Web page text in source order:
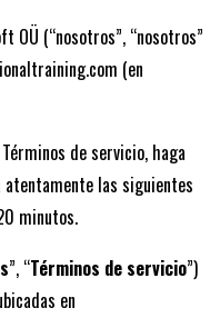
OÜ (“nosotros”, “nosotros”
(en
de servicio, haga
atentamente las siguientes
minutos.
”, “Términos de servicio”)
en